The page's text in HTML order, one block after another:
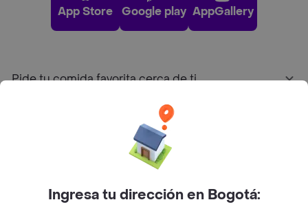
App Store Google play AppGallery
Pide tu comida favorita cerca de ti
Sobre Rappi
Ingresa tu dirección en Bogotá: